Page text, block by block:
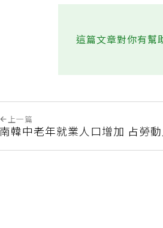
這篇文章對你有幫
上一篇
南韓中老年就業人口增加 占勞